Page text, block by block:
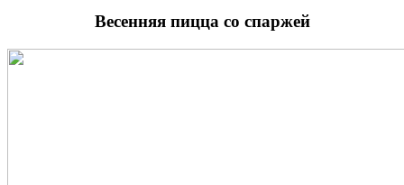
Весенняя пицца со спаржей